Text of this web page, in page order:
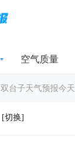
空气质量
双台子天气预报今天
[切换]